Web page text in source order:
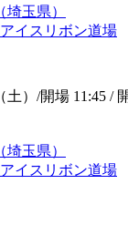
玉県）
イスリボン道場
） /開場 11:45 /
玉県）
イスリボン道場